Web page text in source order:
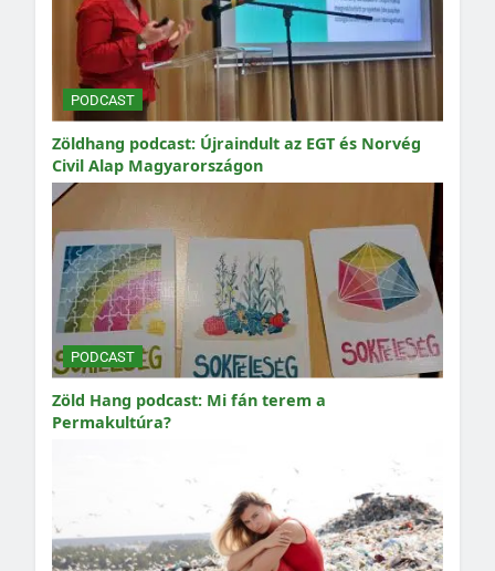
PODCAST
Zöldhang podcast: Újraindult az EGT és Norvég
Civil Alap Magyarországon
PODCAST
Zöld Hang podcast: Mi fán terem a
Permakultúra?